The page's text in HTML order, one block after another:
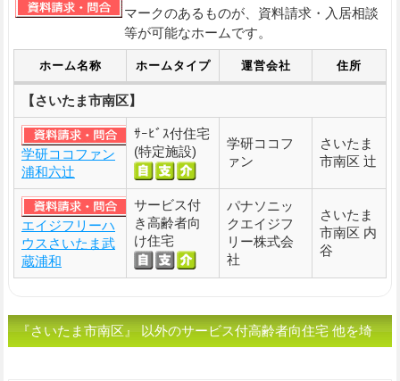
マークのあるものが、資料請求・入居相談
等が可能なホームです。
ホーム名称 ホームタイプ 運営会社 住所
【さいたま市南区】
学研ココファン
浦和六辻
ｻｰﾋﾞｽ付住宅
(特定施設)
学研ココフ
ァン
さいたま
市南区 辻
エイジフリーハ
ウスさいたま武
蔵浦和
サービス付
き高齢者向
け住宅
パナソニッ
クエイジフ
リー株式会
社
さいたま
市南区 内
谷
『さいたま市南区』 以外のサービス付高齢者向住宅 他を埼